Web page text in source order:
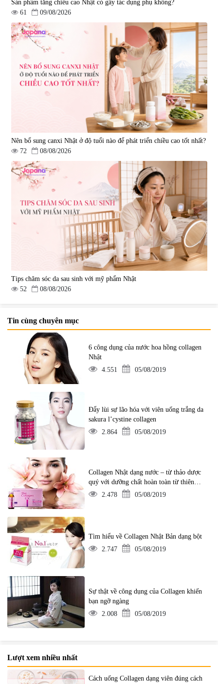
Sản phẩm tăng chiều cao Nhật có gây tác dụng phụ không?
61
09/08/2026
Nên bổ sung canxi Nhật ở độ tuổi nào để phát triển chiều cao tốt nhất?
72
08/08/2026
Tips chăm sóc da sau sinh với mỹ phẩm Nhật
52
08/08/2026
Tin cùng chuyên mục
6 công dụng của nước hoa hồng collagen
Nhật
4.551
05/08/2019
Đẩy lùi sự lão hóa với viên uống trắng da
sakura l’cystine collagen
2.864
05/08/2019
Collagen Nhật dạng nước – từ thảo dược
quý với dưỡng chất hoàn toàn từ thiên
nhiên2.478 05/08/2019
Tìm hiểu về Collagen Nhật Bản dạng bột
2.747
05/08/2019
Sự thật về công dụng của Collagen khiến
bạn ngỡ ngàng
2.008
05/08/2019
Lượt xem nhiều nhất
Cách uống Collagen dạng viên đúng cách